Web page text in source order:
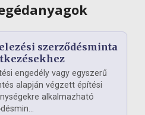
szerződésminta
engedély vagy egyszerű
alapján végzett építési
alkalmazható